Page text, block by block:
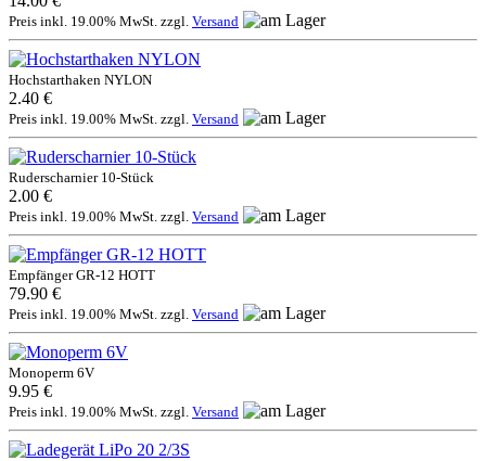
Preis inkl. 19.00% MwSt. zzgl. Versand
Hochstarthaken NYLON
2.40 €
Preis inkl. 19.00% MwSt. zzgl. Versand
Ruderscharnier 10-Stück
2.00 €
Preis inkl. 19.00% MwSt. zzgl. Versand
Empfänger GR-12 HOTT
79.90 €
Preis inkl. 19.00% MwSt. zzgl. Versand
Monoperm 6V
9.95 €
Preis inkl. 19.00% MwSt. zzgl. Versand